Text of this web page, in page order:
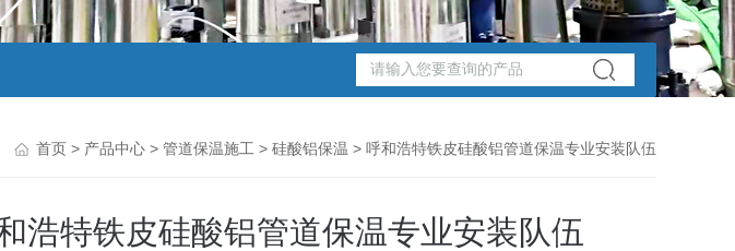
首页 > 产品中心 > 管道保温施工 > 硅酸铝保温 > 呼和浩特铁皮硅酸铝管道保温专业安装队伍
浩特铁皮硅酸铝管道保温专业安装队伍